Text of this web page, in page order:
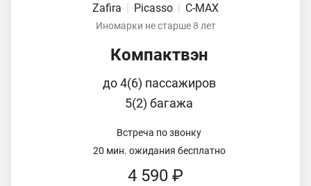
Zafira | Picasso | C-MAX
Иномарки не старше 8 лет
Компактвэн
до 4(6) пассажиров
5(2) багажа
Встреча по звонку
20 мин. ожидания бесплатно
4 590 ₽